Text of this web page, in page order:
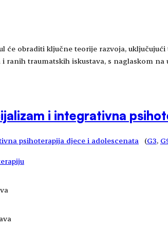
će obraditi ključne teorije razvoja,
ranih traumatskih iskustava, s naglaskom
i integrativna
psihoterapija djece i adolescenata (G3,